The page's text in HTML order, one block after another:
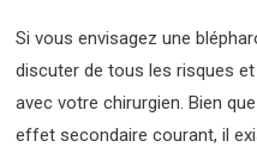
Si vous envisagez une
discuter de tous les risques
avec votre chirurgien. Bien
effet secondaire courant, il